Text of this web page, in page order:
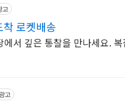
고
로켓배송
서 깊은 통찰을 만나세요.
고